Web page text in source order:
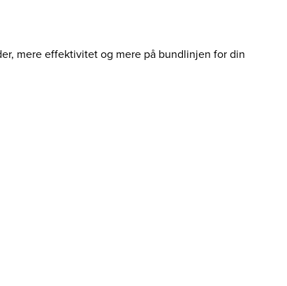
mere effektivitet og mere på bundlinjen for din